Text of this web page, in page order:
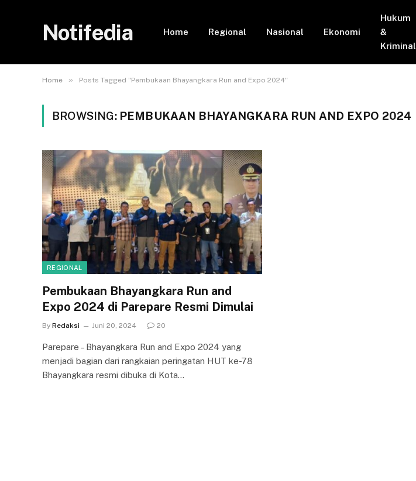
Notifedia Home Regional Nasional Ekonomi
Hukum
&
Kriminal
Home » Posts Tagged "Pembukaan Bhayangkara Run and Expo 2024"
BROWSING: PEMBUKAAN BHAYANGKARA RUN AND EXPO 2024
REGIONAL
Pembukaan Bhayangkara Run and
Expo 2024 di Parepare Resmi Dimulai
By Redaksi Juni 20, 2024 20
Parepare – Bhayangkara Run and Expo 2024 yang
menjadi bagian dari rangkaian peringatan HUT ke-78
Bhayangkara resmi dibuka di Kota…